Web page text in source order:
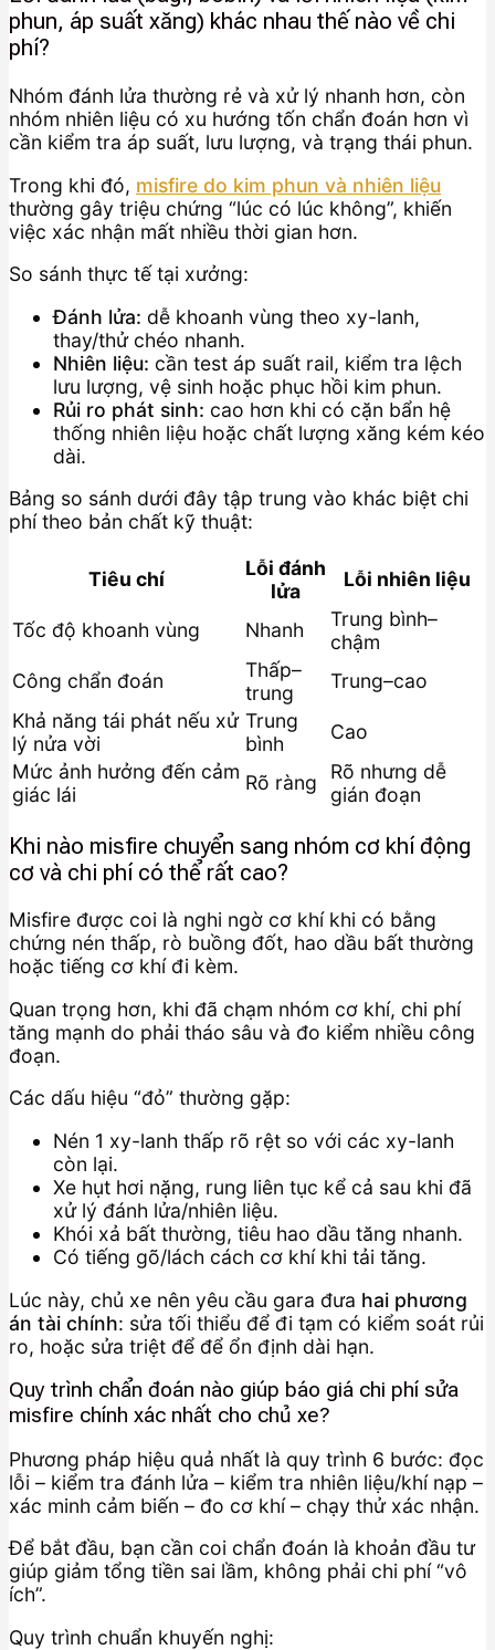
phun, áp suất xăng) khác nhau thế nào về chi
phí?
Nhóm đánh lửa thường rẻ và xử lý nhanh hơn, còn
nhóm nhiên liệu có xu hướng tốn chẩn đoán hơn vì
cần kiểm tra áp suất, lưu lượng, và trạng thái phun.
Trong khi đó, misfire do kim phun và nhiên liệu
thường gây triệu chứng “lúc có lúc không”, khiến
việc xác nhận mất nhiều thời gian hơn.
So sánh thực tế tại xưởng:
Đánh lửa: dễ khoanh vùng theo xy-lanh,
thay/thử chéo nhanh.
Nhiên liệu: cần test áp suất rail, kiểm tra lệch
lưu lượng, vệ sinh hoặc phục hồi kim phun.
Rủi ro phát sinh: cao hơn khi có cặn bẩn hệ
thống nhiên liệu hoặc chất lượng xăng kém kéo
dài.
Bảng so sánh dưới đây tập trung vào khác biệt chi
phí theo bản chất kỹ thuật:
Tiêu chí
Lỗi đánh
lửa
Lỗi nhiên liệu
Tốc độ khoanh vùng Nhanh
Trung bình–
chậm
Công chẩn đoán
Thấp–
trung
Trung–cao
Khả năng tái phát nếu xử
lý nửa vời
Trung
bình
Cao
Mức ảnh hưởng đến cảm
giác lái
Rõ ràng
Rõ nhưng dễ
gián đoạn
Khi nào misfire chuyển sang nhóm cơ khí động
cơ và chi phí có thể rất cao?
Misfire được coi là nghi ngờ cơ khí khi có bằng
chứng nén thấp, rò buồng đốt, hao dầu bất thường
hoặc tiếng cơ khí đi kèm.
Quan trọng hơn, khi đã chạm nhóm cơ khí, chi phí
tăng mạnh do phải tháo sâu và đo kiểm nhiều công
đoạn.
Các dấu hiệu “đỏ” thường gặp:
Nén 1 xy-lanh thấp rõ rệt so với các xy-lanh
còn lại.
Xe hụt hơi nặng, rung liên tục kể cả sau khi đã
xử lý đánh lửa/nhiên liệu.
Khói xả bất thường, tiêu hao dầu tăng nhanh.
Có tiếng gõ/lách cách cơ khí khi tải tăng.
Lúc này, chủ xe nên yêu cầu gara đưa hai phương
án tài chính: sửa tối thiểu để đi tạm có kiểm soát rủi
ro, hoặc sửa triệt để để ổn định dài hạn.
Quy trình chẩn đoán nào giúp báo giá chi phí sửa
misfire chính xác nhất cho chủ xe?
Phương pháp hiệu quả nhất là quy trình 6 bước: đọc
lỗi – kiểm tra đánh lửa – kiểm tra nhiên liệu/khí nạp –
xác minh cảm biến – đo cơ khí – chạy thử xác nhận.
Để bắt đầu, bạn cần coi chẩn đoán là khoản đầu tư
giúp giảm tổng tiền sai lầm, không phải chi phí “vô
ích”.
Quy trình chuẩn khuyến nghị: